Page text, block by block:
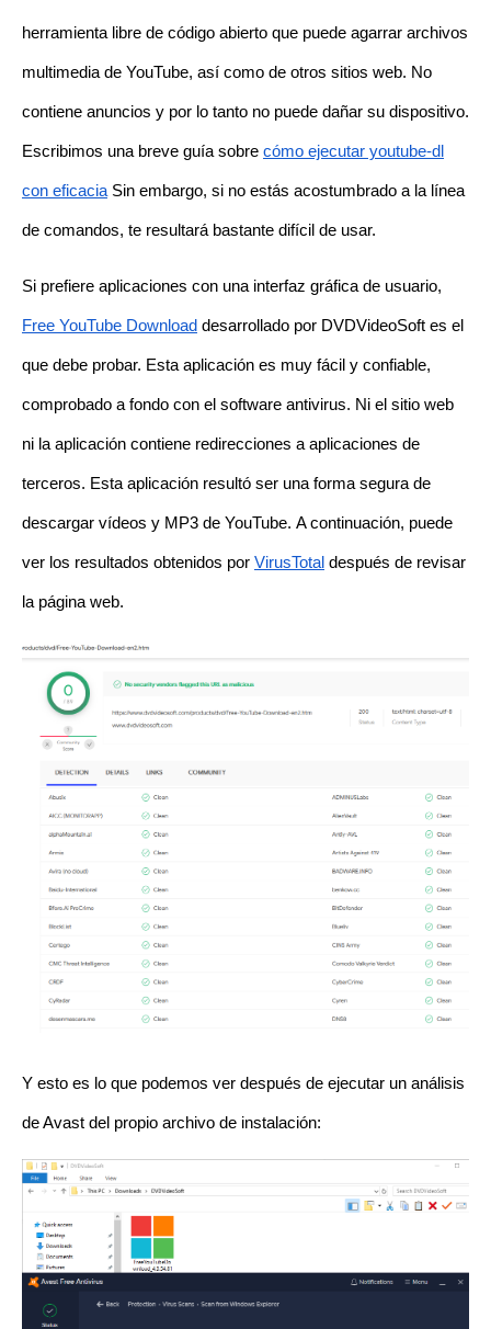
herramienta libre de código abierto que puede agarrar archivos
multimedia de YouTube, así como de otros sitios web. No
contiene anuncios y por lo tanto no puede dañar su dispositivo.
Escribimos una breve guía sobre cómo ejecutar youtube-dl
con eficacia Sin embargo, si no estás acostumbrado a la línea
de comandos, te resultará bastante difícil de usar.
Si prefiere aplicaciones con una interfaz gráfica de usuario,
Free YouTube Download desarrollado por DVDVideoSoft es el
que debe probar. Esta aplicación es muy fácil y confiable,
comprobado a fondo con el software antivirus. Ni el sitio web
ni la aplicación contiene redirecciones a aplicaciones de
terceros. Esta aplicación resultó ser una forma segura de
descargar vídeos y MP3 de YouTube. A continuación, puede
ver los resultados obtenidos por VirusTotal después de revisar
la página web.
Y esto es lo que podemos ver después de ejecutar un análisis
de Avast del propio archivo de instalación: